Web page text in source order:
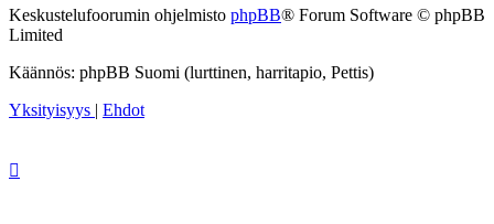
Keskustelufoorumin ohjelmisto phpBB® Forum Software © phpBB
Limited
Käännös: phpBB Suomi (lurttinen, harritapio, Pettis)
Yksityisyys | Ehdot